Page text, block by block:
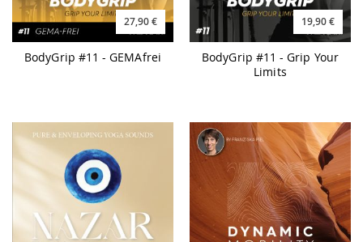
27,90 €
BodyGrip #11 - GEMAfrei
19,90 €
BodyGrip #11 - Grip Your
Limits